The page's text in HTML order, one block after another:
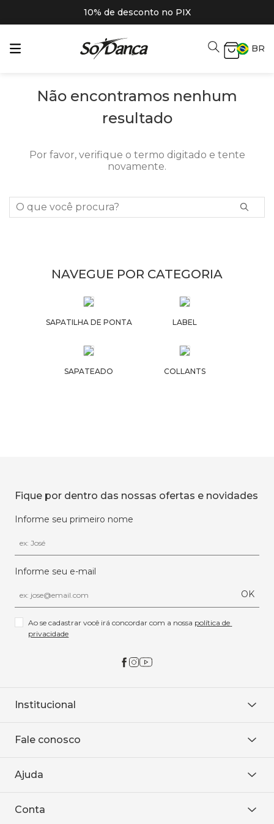
10% de desconto no PIX
BR
Não encontramos nenhum
resultado
Por favor, verifique o termo digitado e tente
novamente.
O que você procura?
NAVEGUE POR CATEGORIA
SAPATILHA DE PONTA LABEL
SAPATEADO COLLANTS
Fique por dentro das nossas ofertas e novidades
Informe seu primeiro nome
Informe seu e-mail
OK
Ao se cadastrar você irá concordar com a nossa política de
privacidade
Institucional
Onde encontrar
Baixe o APP
Fale conosco
WhatsApp
Ajuda
Política de entrega
Conta